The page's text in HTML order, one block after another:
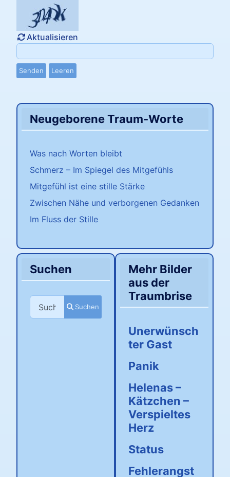
Aktualisieren
Senden Leeren
Neugeborene Traum-Worte
Was nach Worten bleibt
Schmerz – Im Spiegel des Mitgefühls
Mitgefühl ist eine stille Stärke
Zwischen Nähe und verborgenen Gedanken
Im Fluss der Stille
Suchen
Suchen
Suchen
Mehr Bilder
aus der
Traumbrise
Unerwünsch
ter Gast
Panik
Helenas –
Kätzchen –
Verspieltes
Herz
Status
Fehlerangst